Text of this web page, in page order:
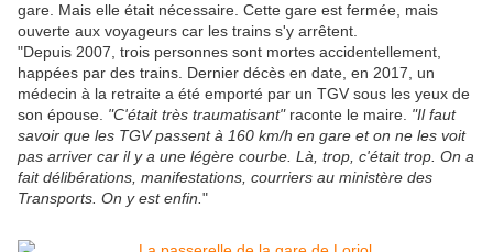
gare. Mais elle était nécessaire. Cette gare est fermée, mais
ouverte aux voyageurs car les trains s'y arrêtent.
"Depuis 2007, trois personnes sont mortes accidentellement,
happées par des trains. Dernier décès en date, en 2017, un
médecin à la retraite a été emporté par un TGV sous les yeux de
son épouse. "C'était très traumatisant"raconte le maire. "Il faut
savoir que les TGV passent à 160 km/h en gare et on ne les voit
pas arriver car il y a une légère courbe. Là, trop, c'était trop. On a
fait délibérations, manifestations, courriers au ministère des
Transports. On y est enfin. "